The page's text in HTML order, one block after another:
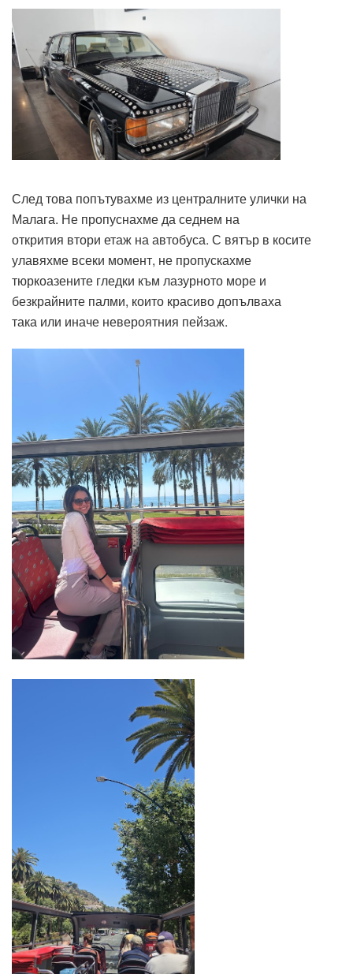
След това попътувахме из централните улички на
Малага. Не пропуснахме да седнем на
открития втори етаж на автобуса. С вятър в косите
улавяхме всеки момент, не пропускахме
тюркоазените гледки към лазурното море и
безкрайните палми, които красиво допълваха
така или иначе невероятния пейзаж.